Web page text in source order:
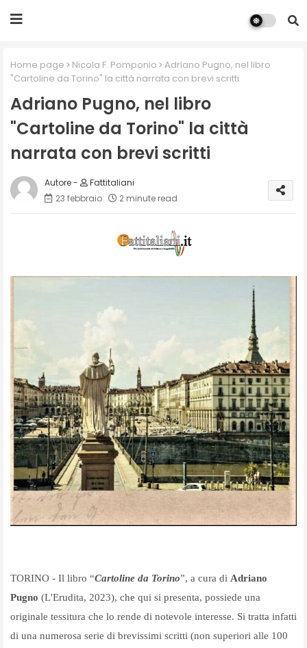
Home page Nicola F. Pomponio
Adriano Pugno, nel libro
"Cartoline da Torino" la città narrata con brevi scritti
Adriano Pugno, nel libro
"Cartoline da Torino" la città
narrata con brevi scritti
Fattitaliani
23 febbraio
2 minute read
TORINO - Il libro “Cartoline da Torino”, a cura di Adriano
Pugno (L'Erudita, 2023), che qui si presenta, possiede una
originale tessitura che lo rende di notevole interesse. Si tratta infatti
di una numerosa serie di brevissimi scritti (non superiori alle 100